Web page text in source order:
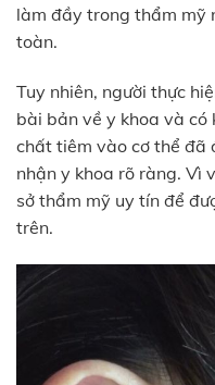
làm đầy trong thẩm mỹ
toàn.
Tuy nhiên, người thực
bài bản về y khoa và có
chất tiêm vào cơ thể đã
nhận y khoa rõ ràng. Vì
sở thẩm mỹ uy tín để
trên.